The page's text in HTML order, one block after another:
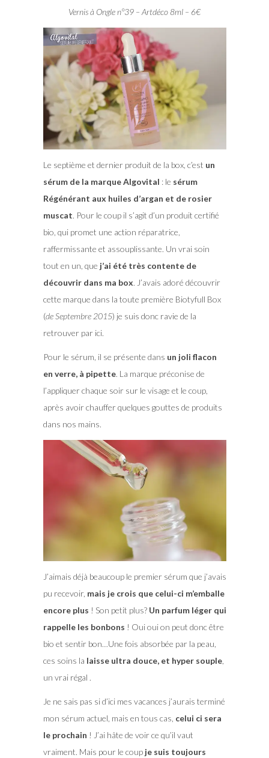
Vernis à Ongle n°39 – Artdéco 8ml – 6€
Le septième et dernier produit de la box, c’est un
sérum de la marque Algovital : le sérum
Régénérant aux huiles d’argan et de rosier
muscat. Pour le coup il s’agit d’un produit certifié
bio, qui promet une action réparatrice,
raffermissante et assouplissante. Un vrai soin
tout en un, que j’ai été très contente de
découvrir dans ma box. J’avais adoré découvrir
cette marque dans la toute première Biotyfull Box
(de Septembre 2015) je suis donc ravie de la
retrouver par ici.
Pour le sérum, il se présente dans un joli flacon
en verre, à pipette. La marque préconise de
l’appliquer chaque soir sur le visage et le coup,
après avoir chauffer quelques gouttes de produits
dans nos mains.
J’aimais déjà beaucoup le premier sérum que j’avais
pu recevoir, mais je crois que celui-ci m’emballe
encore plus ! Son petit plus? Un parfum léger qui
rappelle les bonbons ! Oui oui on peut donc être
bio et sentir bon…Une fois absorbée par la peau,
ces soins la laisse ultra douce, et hyper souple,
un vrai régal .
Je ne sais pas si d’ici mes vacances j’aurais terminé
mon sérum actuel, mais en tous cas, celui ci sera
le prochain ! J’ai hâte de voir ce qu’il vaut
vraiment. Mais pour le coup je suis toujours